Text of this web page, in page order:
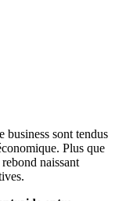
business sont tendus
Plus que
naissant